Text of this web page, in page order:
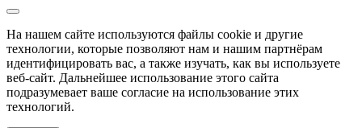
На нашем сайте используются файлы cookie и другие
технологии, которые позволяют нам и нашим партнёрам
идентифицировать вас, а также изучать, как вы используете
веб-сайт. Дальнейшее использование этого сайта
подразумевает ваше согласие на использование этих
технологий.